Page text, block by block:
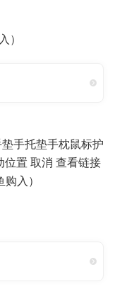
）
手托垫手枕鼠标护
位置 取消 查看链接
入）